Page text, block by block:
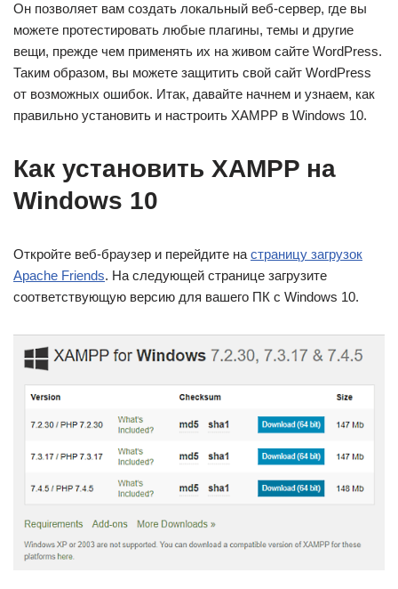
Он позволяет вам создать локальный веб-сервер, где вы
можете протестировать любые плагины, темы и другие
вещи, прежде чем применять их на живом сайте WordPress.
Таким образом, вы можете защитить свой сайт WordPress
от возможных ошибок. Итак, давайте начнем и узнаем, как
правильно установить и настроить XAMPP в Windows 10.
Как установить XAMPP на
Windows 10
Откройте веб-браузер и перейдите на страницу загрузок
Apache Friends. На следующей странице загрузите
соответствующую версию для вашего ПК с Windows 10.